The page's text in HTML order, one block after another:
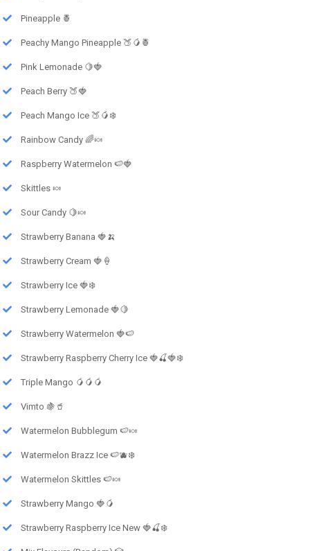
Pineapple 🍍
Peachy Mango Pineapple 🍑🥭🍍
Pink Lemonade 🍋🍓
Peach Berry 🍑🍓
Peach Mango Ice 🍑🥭❄️
Rainbow Candy 🌈🍬
Raspberry Watermelon 🍉🍓
Skittles 🍬
Sour Candy 🍋🍬
Strawberry Banana 🍓🍌
Strawberry Cream 🍓🍦
Strawberry Ice 🍓❄️
Strawberry Lemonade 🍓🍋
Strawberry Watermelon 🍓🍉
Strawberry Raspberry Cherry Ice 🍓🍒🍓❄️
Triple Mango 🥭🥭🥭
Vimto 🍇🥤
Watermelon Bubblegum 🍉🍬
Watermelon Brazz Ice 🍉🫐❄️
Watermelon Skittles 🍉🍬
Strawberry Mango 🍓🥭
Strawberry Raspberry Ice New 🍓🍒❄️